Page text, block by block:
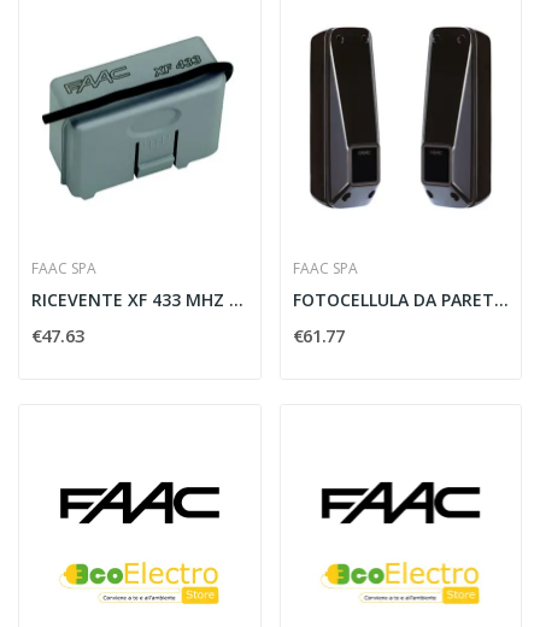
FAAC SPA
RICEVENTE XF 433 MHZ - FAAC 787831
€47.63
FAAC SPA
FOTOCELLULA DA PARETE ORIENTABILE XP 20 D -...
€61.77